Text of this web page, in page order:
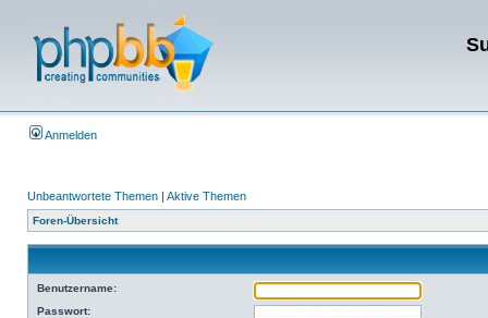
Anmelden
Unbeantwortete Themen | Aktive Themen
Foren-Übersicht
Benutzername:
Passwort: